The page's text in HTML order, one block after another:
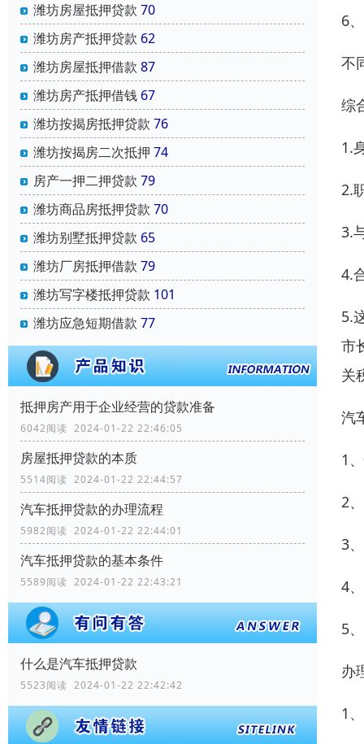
潍坊房屋抵押贷款 70
潍坊房产抵押贷款 62
潍坊房屋抵押借款 87
潍坊房产抵押借钱 67
潍坊按揭房抵押贷款 76
潍坊按揭房二次抵押 74
房产一押二押贷款 79
潍坊商品房抵押贷款 70
潍坊别墅抵押贷款 65
潍坊厂房抵押借款 79
潍坊写字楼抵押贷款 101
潍坊应急短期借款 77
抵押房产用于企业经营的贷款准备
6042阅读 2024-01-22 22:46:05
房屋抵押贷款的本质
5514阅读 2024-01-22 22:44:57
汽车抵押贷款的办理流程
5982阅读 2024-01-22 22:44:01
汽车抵押贷款的基本条件
5589阅读 2024-01-22 22:43:21
什么是汽车抵押贷款
5523阅读 2024-01-22 22:42:42
6
不
综
1.
2.
3.
4.
5.
市
关
汽
1
2
3
4
5
办
1